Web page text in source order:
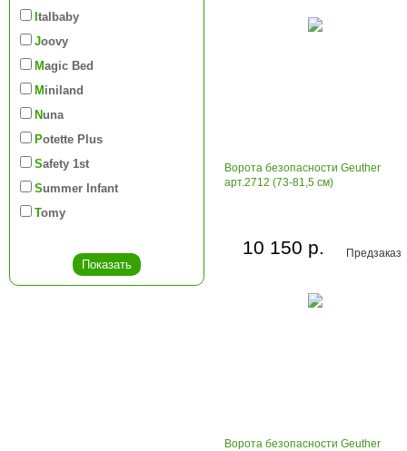
Italbaby
Joovy
Magic Bed
Miniland
Nuna
Potette Plus
Safety 1st
Summer Infant
Tomy
Ворота безопасности Geuther
арт.2712 (73-81,5 см)
Предзаказ
10 150 р.
Ворота безопасности Geuther